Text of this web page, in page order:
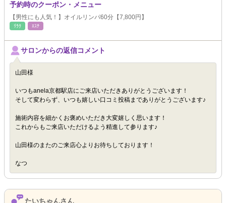
予約時のクーポン・メニュー
【男性にも人気！】オイルリンパ60分【7,800円】
ﾘﾗｸ ｴｽﾃ
サロンからの返信コメント
山田様
いつもanela京都駅店にご来店いただきありがとうございます！
そして変わらず、いつも嬉しい口コミ投稿までありがとうございます♪
施術内容を細かくお褒めいただき大変嬉しく思います！
これからもご来店いただけるよう精進して参ります♪
山田様のまたのご来店心よりお待ちしております！
なつ
たいちゃんさん